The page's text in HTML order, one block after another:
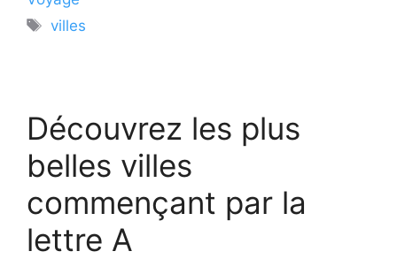
Étiquettes
villes
Découvrez les plus
belles villes
commençant par la
lettre A